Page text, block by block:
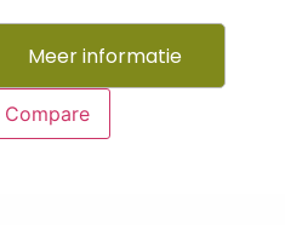
Meer informatie
Compare